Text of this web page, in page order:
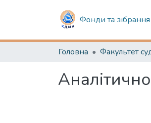
Фонди та зібрання
Головна Факультет